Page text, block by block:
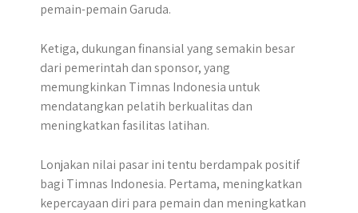
pemain-pemain Garuda.
Ketiga, dukungan finansial yang semakin besar
dari pemerintah dan sponsor, yang
memungkinkan Timnas Indonesia untuk
mendatangkan pelatih berkualitas dan
meningkatkan fasilitas latihan.
Lonjakan nilai pasar ini tentu berdampak positif
bagi Timnas Indonesia. Pertama, meningkatkan
kepercayaan diri para pemain dan meningkatkan